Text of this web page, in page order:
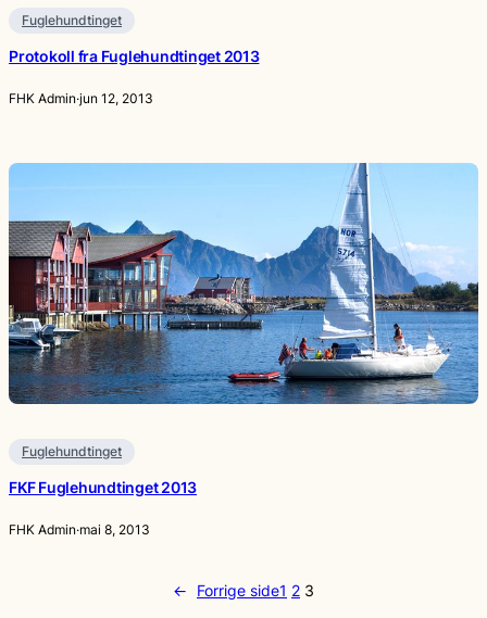
Fuglehundtinget
Protokoll fra Fuglehundtinget 2013
FHK Admin·jun 12, 2013
Fuglehundtinget
FKF Fuglehundtinget 2013
FHK Admin·mai 8, 2013
← Forrige side1 2 3